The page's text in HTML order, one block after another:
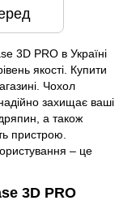
3D PRO в Україні
якості. Купити
Чохол
захищає ваші
а також
пристрою.
– це
3D PRO